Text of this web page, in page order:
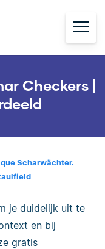
Checkers |
Scharwächter.
je duidelijk uit te
en bij
gratis